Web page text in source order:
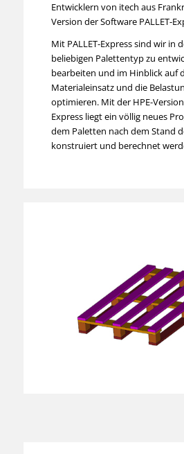
Entwicklern von itech aus
Version der Software PALLET-
Mit PALLET-Express sind wir in
beliebigen Palettentyp zu
bearbeiten und im Hinblick auf
Materialeinsatz und die
optimieren. Mit der HPE-Version
Express liegt ein völlig neues
dem Paletten nach dem Stand
konstruiert und berechnet